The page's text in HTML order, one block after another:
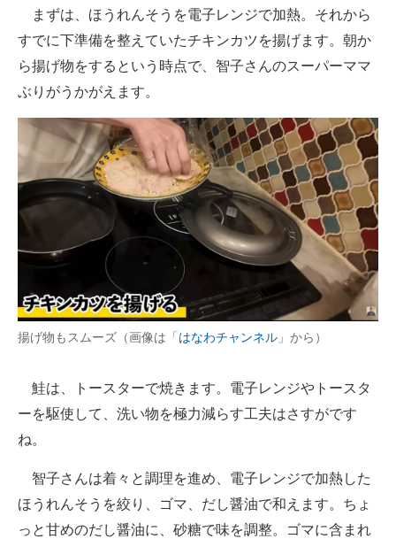
まずは、ほうれんそうを電子レンジで加熱。それから
すでに下準備を整えていたチキンカツを揚げます。朝か
ら揚げ物をするという時点で、智子さんのスーパーママ
ぶりがうかがえます。
揚げ物もスムーズ（画像は「 はなわチャンネル 」から）
鮭は、トースターで焼きます。電子レンジやトースタ
ーを駆使して、洗い物を極力減らす工夫はさすがです
ね。
智子さんは着々と調理を進め、電子レンジで加熱した
ほうれんそうを絞り、ゴマ、だし醤油で和えます。ちょ
っと甘めのだし醤油に、砂糖で味を調整。ゴマに含まれ